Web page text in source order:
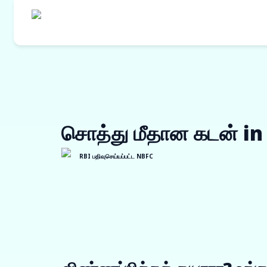
ஒர்க் ஆர்டர்
சொத்து மீதான கடன்
RBI பதிவுசெய்யப்பட்ட NBFC